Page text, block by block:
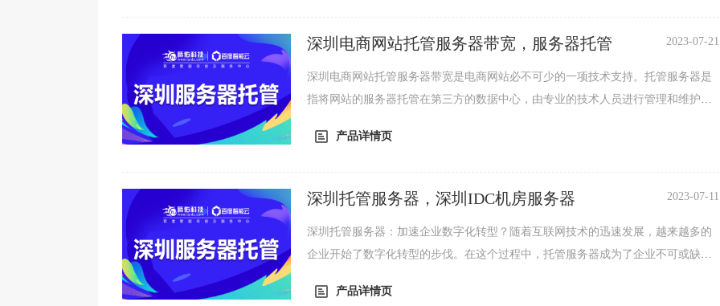
的稳定性和流量支持能力，而机...
深圳电商网站托管服务器带宽，服务器托管 2023-07-21
深圳电商网站托管服务器带宽是电商网站必不可少的一项技术支持。托管服务器是
指将网站的服务器托管在第三方的数据中心，由专业的技术人员进行管理和维护。
托管服务器的重要性对于电商网站来说，服务器的稳定性和速度是至关重要的。一
的体验，甚至导致用户流失。因此，选择一家...
产品详情页
深圳托管服务器，深圳IDC机房服务器 2023-07-11
深圳托管服务器：加速企业数字化转型？随着互联网技术的迅速发展，越来越多的
企业开始了数字化转型的步伐。在这个过程中，托管服务器成为了企业不可或缺的
决方案，有效地加速了企业数字化转型的进程。托管服务器的意义托管服务器是指
产品详情页